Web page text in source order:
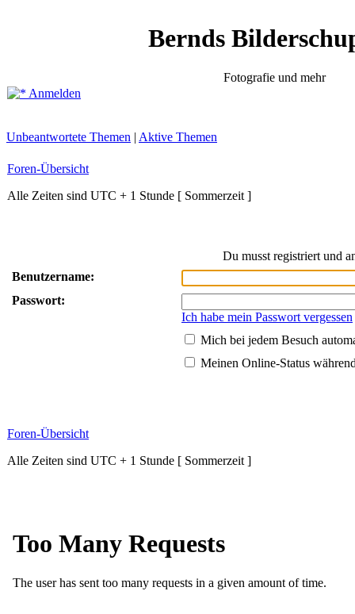
Bernds
Fotografie und mehr
Anmelden
Unbeantwortete Themen | Aktive Themen
Foren-Übersicht
Alle Zeiten sind UTC + 1 Stunde [ Sommerzeit ]
Du musst registriert und
Benutzername:
Passwort:
Ich habe mein Passwort vergessen
Mich bei jedem Besuch
Meinen Online-Status
Foren-Übersicht
Alle Zeiten sind UTC + 1 Stunde [ Sommerzeit ]